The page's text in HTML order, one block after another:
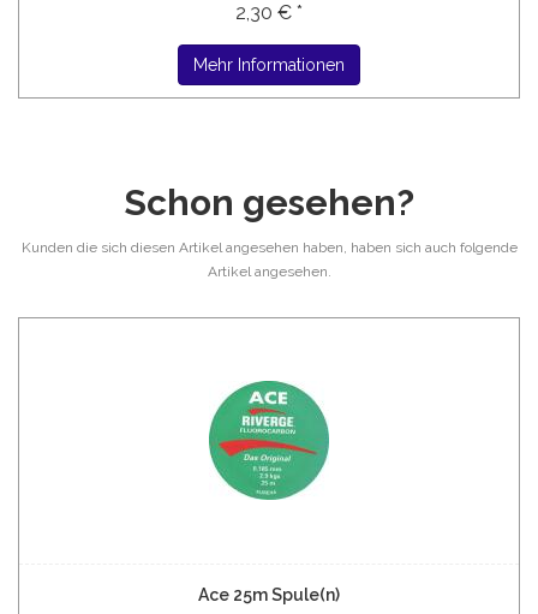
2,30 € *
Mehr Informationen
Schon gesehen?
Kunden die sich diesen Artikel angesehen haben, haben sich auch folgende
Artikel angesehen.
Ace 25m Spule(n)